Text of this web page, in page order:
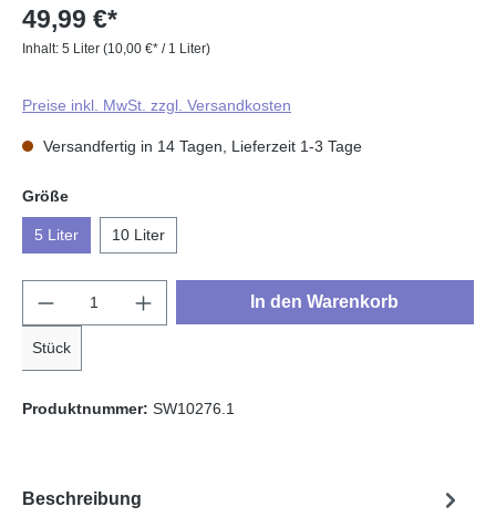
49,99 €*
Inhalt: 5 Liter (10,00 €* / 1 Liter)
Preise inkl. MwSt. zzgl. Versandkosten
Versandfertig in 14 Tagen, Lieferzeit 1-3 Tage
Größeauswählen
5 Liter 10 Liter
Produkt Anzahl: Gib den gewünschten
Stück
In den Warenkorb
Produktnummer: SW10276.1
Beschreibung